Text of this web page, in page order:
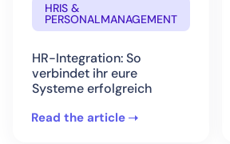
HRIS &
PERSONALMANAGEMENT
HR-Integration: So
verbindet ihr eure
Systeme erfolgreich
Read the article